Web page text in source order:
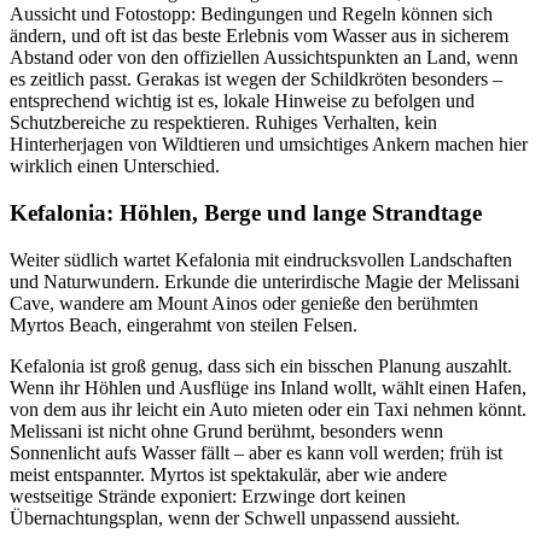
Aussicht und Fotostopp: Bedingungen und Regeln können sich
ändern, und oft ist das beste Erlebnis vom Wasser aus in sicherem
Abstand oder von den offiziellen Aussichtspunkten an Land, wenn
es zeitlich passt. Gerakas ist wegen der Schildkröten besonders –
entsprechend wichtig ist es, lokale Hinweise zu befolgen und
Schutzbereiche zu respektieren. Ruhiges Verhalten, kein
Hinterherjagen von Wildtieren und umsichtiges Ankern machen hier
wirklich einen Unterschied.
Kefalonia: Höhlen, Berge und lange Strandtage
Weiter südlich wartet Kefalonia mit eindrucksvollen Landschaften
und Naturwundern. Erkunde die unterirdische Magie der Melissani
Cave, wandere am Mount Ainos oder genieße den berühmten
Myrtos Beach, eingerahmt von steilen Felsen.
Kefalonia ist groß genug, dass sich ein bisschen Planung auszahlt.
Wenn ihr Höhlen und Ausflüge ins Inland wollt, wählt einen Hafen,
von dem aus ihr leicht ein Auto mieten oder ein Taxi nehmen könnt.
Melissani ist nicht ohne Grund berühmt, besonders wenn
Sonnenlicht aufs Wasser fällt – aber es kann voll werden; früh ist
meist entspannter. Myrtos ist spektakulär, aber wie andere
westseitige Strände exponiert: Erzwinge dort keinen
Übernachtungsplan, wenn der Schwell unpassend aussieht.